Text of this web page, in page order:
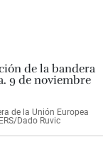
de la Unión Europea
Dado Ruvic